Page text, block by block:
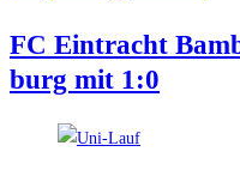
FC Ein­tracht
burg mit 1:0